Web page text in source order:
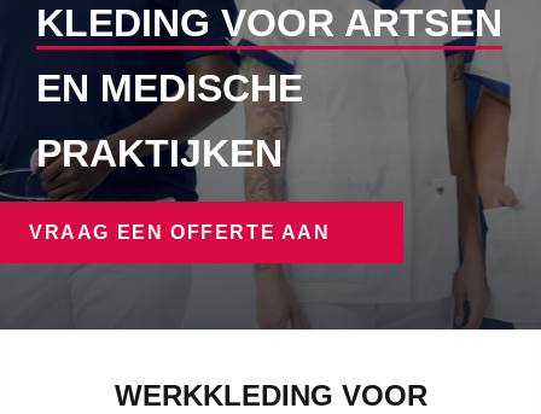
KLEDING VOOR ARTSEN
EN MEDISCHE
PRAKTIJKEN
VRAAG EEN OFFERTE AAN
WERKKLEDING VOOR